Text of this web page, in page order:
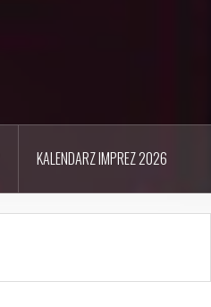
KALENDARZ IMPREZ 2026